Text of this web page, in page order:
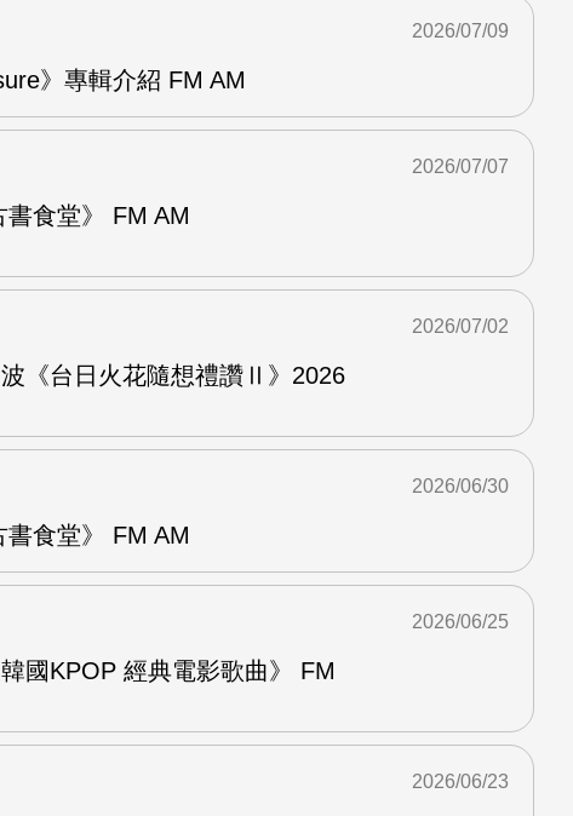
》專輯介紹 FM AM
2026/07/09
書食堂》 FM AM
2026/07/07
《台日火花隨想禮讚Ⅱ》2026
2026/07/02
書食堂》 FM AM
2026/06/30
韓國KPOP 經典電影歌曲》 FM
2026/06/25
2026/06/23